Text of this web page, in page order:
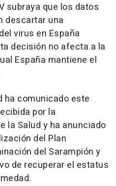
subraya que los datos
descartar una
virus en España
decisión no afecta a la
España mantiene el
ha comunicado este
por la
la Salud y ha anunciado
del Plan
del Sarampión y
de recuperar el estatus